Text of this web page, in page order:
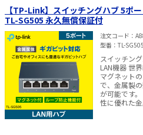
太陽光発電ケーブル・コネクタ・
材/機器
電源ケーブル／コネクタ／分電盤／
ーカ
照明・照明器具
電源タップ・延長コード
スイッチ・コンセント（配線器具）
ホテル・病院向け
【TP-Link】スイッチングハブ 5ポ
TL-SG505 永久無償保証付
注文コード
型番
TL-SG505
スイッチン
LAN機器 世
マグネット
で、金属製
が可能です。 ■大容量のデータ転送が最適 ■放熱
性に優れた
ポート数:5
費電力:最